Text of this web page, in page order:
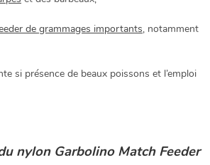
de grammages importants, notamment
si présence de beaux poissons et l’emploi
nylon Garbolino Match Feeder